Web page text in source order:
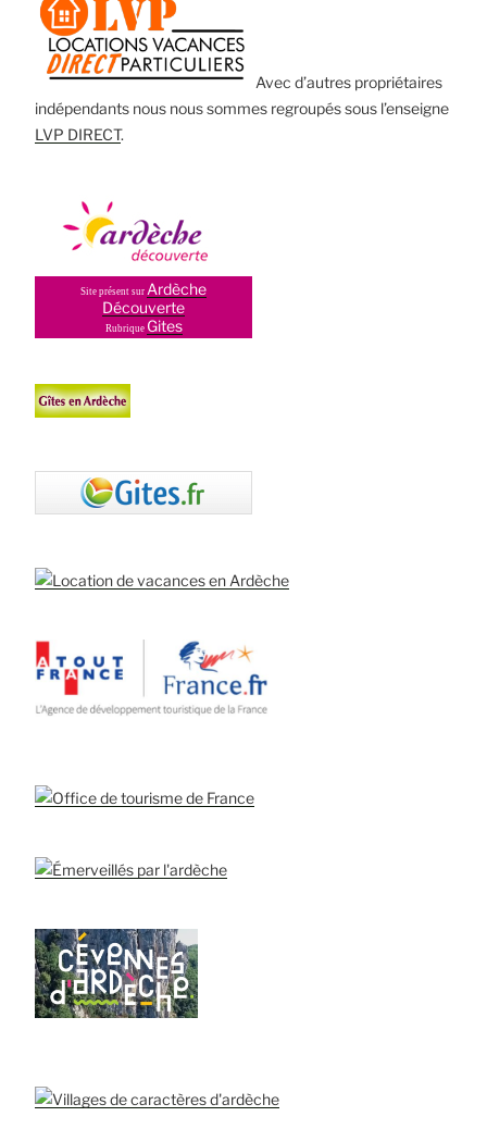
Avec d’autres propriétaires
indépendants nous nous sommes regroupés sous l’enseigne
LVP DIRECT.
Site présent sur Ardèche
Découverte
Rubrique Gites